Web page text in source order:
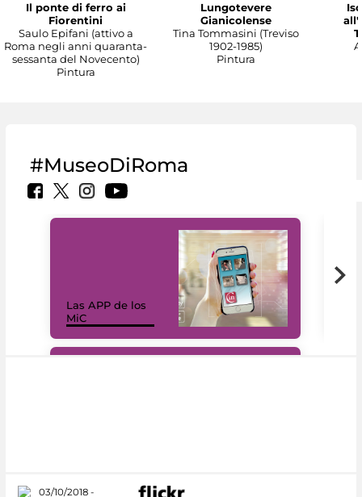
Il ponte di ferro ai
Fiorentini
Saulo Epifani (attivo a
Roma negli anni quaranta-
sessanta del Novecento)
Pintura
Lungotevere
Gianicolense
Tina Tommasini (Treviso
1902-1985)
Pintura
#MuseoDiRoma
Las APP de los
MiC